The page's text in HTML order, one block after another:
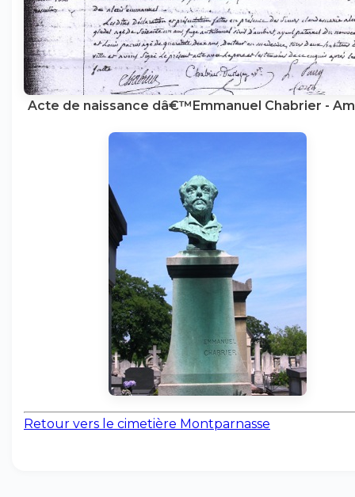
Acte de naissance dâ€™Emmanuel Chabrier -
Retour vers le cimetière Montparnasse